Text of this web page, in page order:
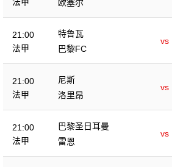
欧塞尔
21:00
法甲
特鲁瓦
vs
巴黎FC
21:00
法甲
尼斯
vs
洛里昂
21:00
法甲
巴黎圣日耳曼
vs
雷恩